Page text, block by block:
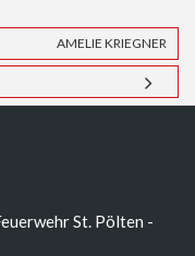
AMELIE KRIEGNER
St. Pölten -